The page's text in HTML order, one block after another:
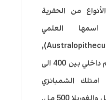
من الحفرية
العلمي
(Australopithecus afarensis),
امتلكت جماجم بحجم داخلي بين 400 الى
امتلك الشمبانزي